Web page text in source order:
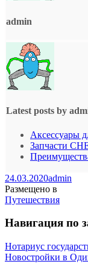
admin
Latest posts by
Аксессуары
Запчасти
24.03.2020admin
Размещено в
Путешествия
Навигация по
Нотариус
Новостройки в